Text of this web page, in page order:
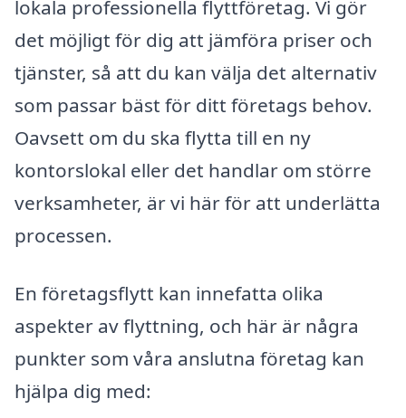
lokala professionella flyttföretag. Vi gör
det möjligt för dig att jämföra priser och
tjänster, så att du kan välja det alternativ
som passar bäst för ditt företags behov.
Oavsett om du ska flytta till en ny
kontorslokal eller det handlar om större
verksamheter, är vi här för att underlätta
processen.
En företagsflytt kan innefatta olika
aspekter av flyttning, och här är några
punkter som våra anslutna företag kan
hjälpa dig med: